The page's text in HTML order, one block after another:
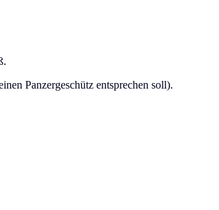
Panzergeschütz entsprechen soll).